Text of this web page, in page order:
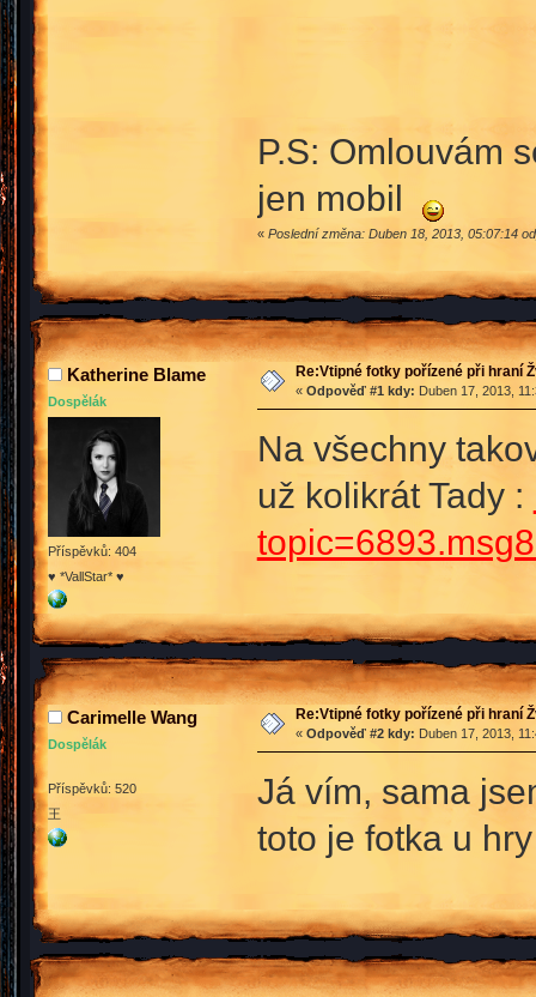
P.S: Omlouvám
jen mobil
« Poslední změna: Duben 18, 2013, 05:07:14
Katherine Blame
Dospělák
Příspěvků: 404
♥ *VallStar* ♥
Re:Vtipné fotky pořízené při hraní
« Odpověď #1 kdy: Duben 17, 2013,
Na všechny
už kolikrát Tady :
Carimelle Wang
Dospělák
Příspěvků: 520
王
Re:Vtipné fotky pořízené při hraní
« Odpověď #2 kdy: Duben 17, 2013,
Já vím, sama
toto je fotka u